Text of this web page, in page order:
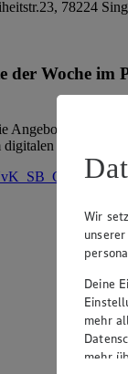
78224
der Woche im
Angebote der
im
Wir
Deine
mehr
mehr